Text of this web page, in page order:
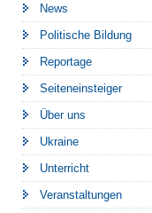
News
Politische Bildung
Reportage
Seiteneinsteiger
Über uns
Ukraine
Unterricht
Veranstaltungen